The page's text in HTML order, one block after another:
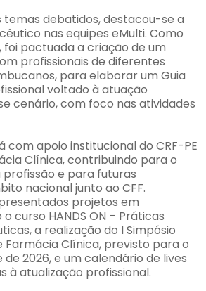
temas debatidos, destacou-se a
nas equipes eMulti. Como
pactuada a criação de um
profissionais de diferentes
para elaborar um Guia
voltado à atuação
cenário, com foco nas atividades
com apoio institucional do CRF-PE
Clínica, contribuindo para o
e para futuras
nacional junto ao CFF.
projetos em
curso HANDS ON – Práticas
a realização do I Simpósio
Farmácia Clínica, previsto para o
2026, e um calendário de lives
à atualização profissional.